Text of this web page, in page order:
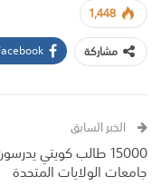
1,448
مشاركة
الخبر السابق
15000 طالب كويتي
جامعات الولايات المتحدة